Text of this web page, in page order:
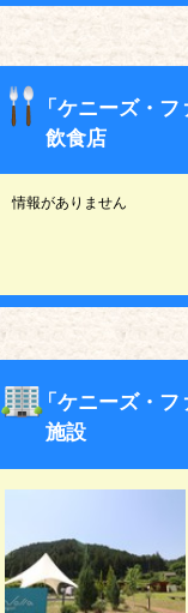
「ケニーズ・
飲食店
情報がありません
「ケニーズ・フ
施設